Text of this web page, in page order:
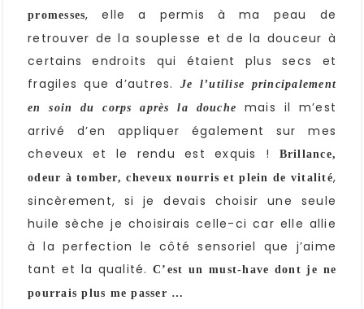
promesses, elle a permis à ma peau de
retrouver de la souplesse et de la douceur à
certains endroits qui étaient plus secs et
fragiles que d’autres.Je l’utilise principalement
en soin du corps après la douche
mais il m’est
arrivé d’en appliquer également sur mes
cheveux et le rendu est exquis !
Brillance,
odeur à tomber, cheveux nourris et plein de vitalité,
sincèrement, si je devais choisir une seule
huile sèche je choisirais celle-ci car elle allie
à la perfection le côté sensoriel que j’aime
tant et la qualité.C’est un must-have dont je ne
pourrais plus me passer …